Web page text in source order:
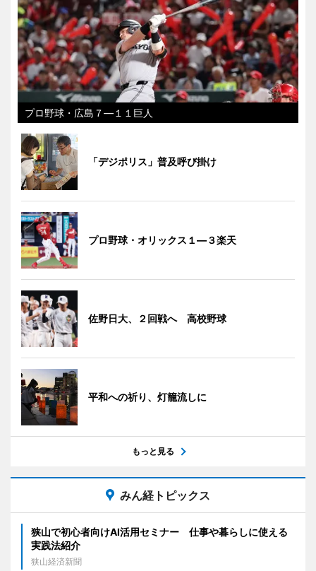
プロ野球・広島７―１１巨人
「デジポリス」普及呼び掛け
プロ野球・オリックス１―３楽天
佐野日大、２回戦へ 高校野球
平和への祈り、灯籠流しに
もっと見る
みん経トピックス
狭山で初心者向けAI活用セミナー 仕事や暮らしに使える
実践法紹介
狭山経済新聞